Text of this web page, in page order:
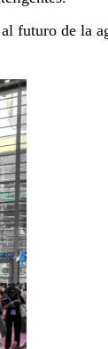
al futuro de la